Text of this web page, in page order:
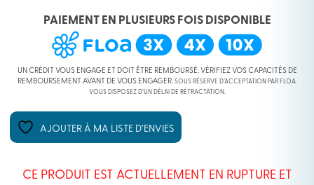
PAIEMENT EN PLUSIEURS FOIS DISPONIBLE
UN CRÉDIT VOUS ENGAGE ET DOIT ÊTRE REMBOURSÉ. VÉRIFIEZ VOS CAPACITÉS DE
REMBOURSEMENT AVANT DE VOUS ENGAGER. SOUS RÉSERVE D’ACCEPTATION PAR FLOA.
VOUS DISPOSEZ D’UN DÉLAI DE RÉTRACTATION.
AJOUTER À MA LISTE D’ENVIES
CE PRODUIT EST ACTUELLEMENT EN RUPTURE ET